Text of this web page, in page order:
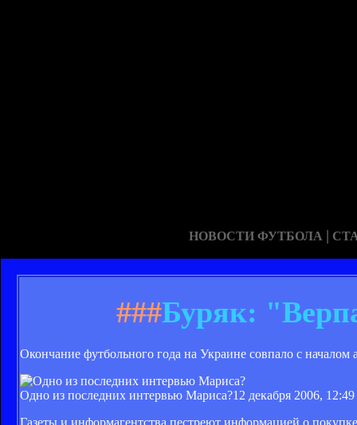
НОВОСТИ ФУТБОЛА |
###Буряк:
Окончание футбольного года на Украине совпало с началом
Одно из последних интервью Мариса?12 декабря 2006, 12:49
Газеты и информагентства пестреют информацией о